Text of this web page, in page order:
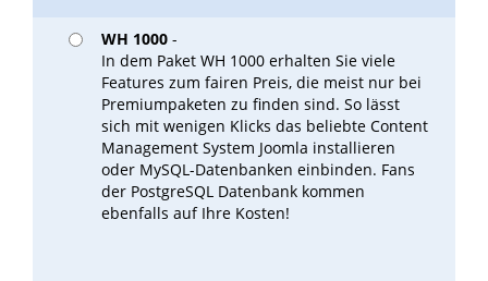
WH 1000 -
In dem Paket WH 1000 erhalten Sie viele
Features zum fairen Preis, die meist nur bei
Premiumpaketen zu finden sind. So lässt
sich mit wenigen Klicks das beliebte Content
Management System Joomla installieren
oder MySQL-Datenbanken einbinden. Fans
der PostgreSQL Datenbank kommen
ebenfalls auf Ihre Kosten!